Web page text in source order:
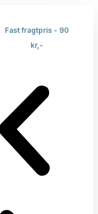
Fast fragtpris - 90
kr,-